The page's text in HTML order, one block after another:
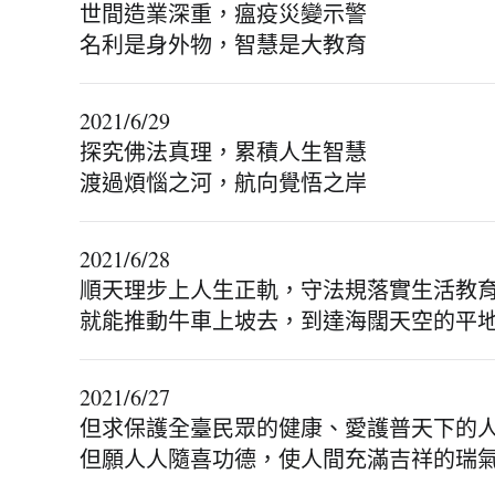
世間造業深重，瘟疫災變示警
名利是身外物，智慧是大教育
2021/6/29
探究佛法真理，累積人生智慧
渡過煩惱之河，航向覺悟之岸
2021/6/28
順天理步上人生正軌，守法規落實生活教
就能推動牛車上坡去，到達海闊天空的平
2021/6/27
但求保護全臺民眾的健康、愛護普天下的
但願人人隨喜功德，使人間充滿吉祥的瑞